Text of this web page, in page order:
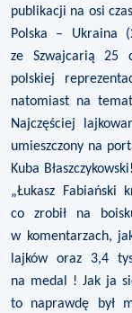
publikacji na osi
Polska – Ukraina
ze Szwajcarią 25
polskiej
natomiast na
Najczęściej
umieszczony na
Kuba
„Łukasz Fabiański
co zrobił na
w komentarzach,
lajków oraz 3,4
na medal ! Jak ja
to naprawdę był